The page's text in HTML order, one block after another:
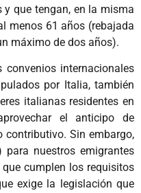
que tengan, en la misma
menos 61 años (rebajada
máximo de dos años).
convenios internacionales
por Italia, también
italianas residentes en
el anticipo de
contributivo. Sin embargo,
para nuestros emigrantes
cumplen los requisitos
exige la legislación que